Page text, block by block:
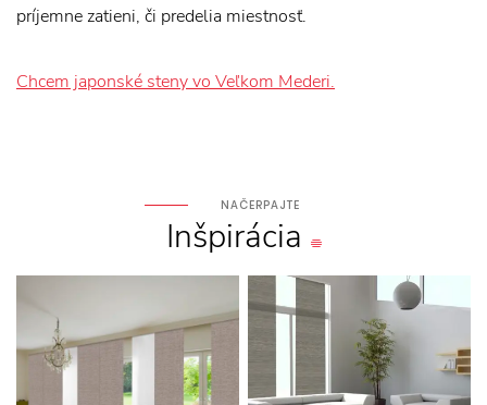
príjemne zatieni, či predelia miestnosť.
Chcem japonské steny vo Veľkom Mederi.
NAČERPAJTE
Inšpirácia